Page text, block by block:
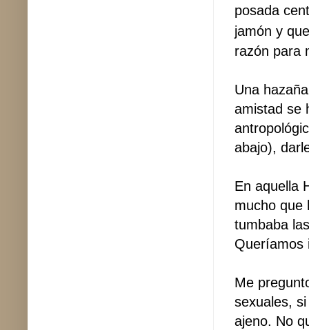
posada
jamón y
razón para
Una
amistad se
abajo),
En aquella
mucho que
tumbaba
Queríamos
Me
sexuales,
ajeno. No